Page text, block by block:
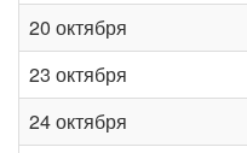
20 октября
23 октября
24 октября